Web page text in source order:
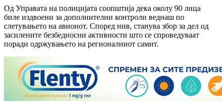
Од Управата на полицијата соопштија дека околу 90 лица
биле издвоени за дополнителни контроли веднаш по
слетувањето на авионот. Според нив, станува збор за дел од
засилените безбедносни активности што се спроведуваат
поради одржувањето на регионалниот самит.